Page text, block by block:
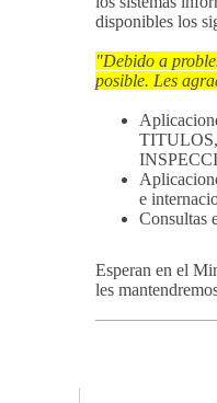
disponibles los
"Debido a
posible. Les
e
Esperan en el
les